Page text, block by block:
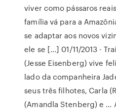
viver como pássaros
família vá para a
se adaptar aos novos
ele se […] 01/11/2013 ·
(Jesse Eisenberg) vive
lado da companheira
seus três filhotes, Carla
(Amandla Stenberg) e …